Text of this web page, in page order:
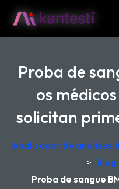
Proba de
os
solicitan
Analizador de análises
> Blog
Proba de sangue